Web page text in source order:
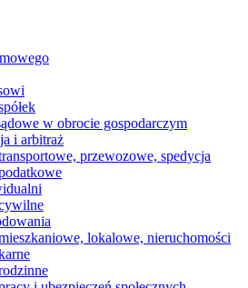
w obrocie gospodarczym
i arbitraż
przewozowe, spedycja
lokalowe, nieruchomości